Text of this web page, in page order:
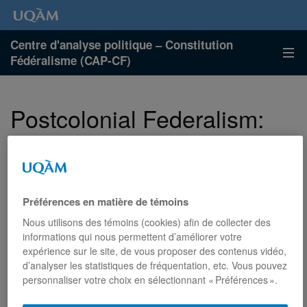
Centre d'analyse politique – Constitution
Fédéralisme (CAP-CF)
Postcolonial Federalism:
Tracing Colonial State-
formation in the Global
South
Date
l'événement
Jeudi, 21 mars 2024 de 13h à 15h Lieu :315, rue Sainte-
Catherine Est, 3e étage, Pavillon des sciences de la gestion
(R), local R-3680
Organisateurs :CAP-CF, CREQC
Préférences en matière de témoins
Nous utilisons des témoins (cookies) afin de collecter des
informations qui nous permettent d’améliorer votre
expérience sur le site, de vous proposer des contenus vidéo,
d’analyser les statistiques de fréquentation, etc. Vous pouvez
personnaliser votre choix en sélectionnant « Préférences ».